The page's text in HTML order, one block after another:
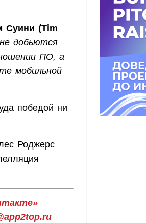
Суини (Tim
добьются
ПО, а
мобильной
победой ни
Роджерс